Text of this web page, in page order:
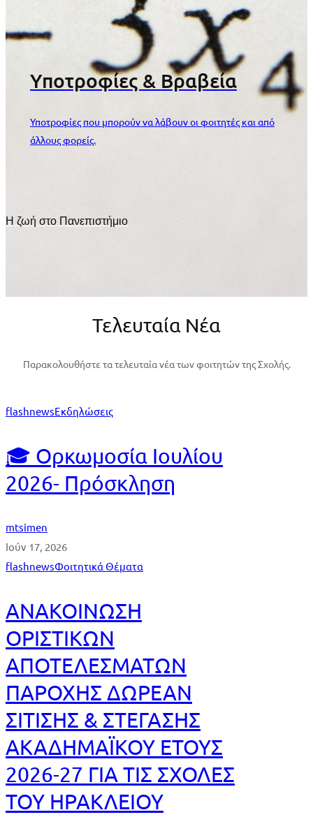
Υποτροφίες & Βραβεία
Υποτροφίες που μπορούν να λάβουν οι φοιτητές και από
άλλους φορείς.
Η ζωή στο Πανεπιστήμιο
Τελευταία Νέα
Παρακολουθήστε τα τελευταία νέα των φοιτητών της Σχολής.
flashnewsΕκδηλώσεις
🎓 Ορκωμοσία Ιουλίου
2026- Πρόσκληση
mtsimen
Ιούν 17, 2026
flashnewsΦοιτητικά Θέματα
ΑΝΑΚΟΙΝΩΣΗ
ΟΡΙΣΤΙΚΩΝ
ΑΠΟΤΕΛΕΣΜΑΤΩΝ
ΠΑΡΟΧΗΣ ΔΩΡΕΑΝ
ΣΙΤΙΣΗΣ & ΣΤΕΓΑΣΗΣ
ΑΚΑΔΗΜΑΪΚΟΥ ΕΤΟΥΣ
2026-27 ΓΙΑ ΤΙΣ ΣΧΟΛΕΣ
ΤΟΥ ΗΡΑΚΛΕΙΟΥ